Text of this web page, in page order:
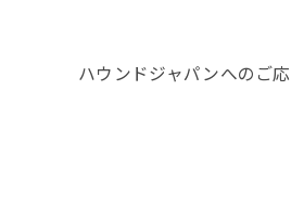
ハウンドジャパンへのご